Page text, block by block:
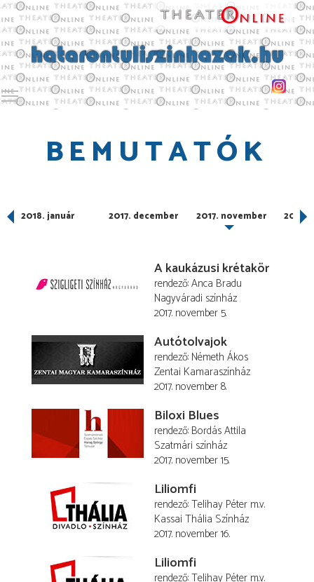
Toggle main menu visibility
BEMUTATÓK
2018. január 2017. december 2017. november 2017.
A kaukázusi krétakör
rendező Anca Bradu
Nagyváradi színház
2017. november 5.
Autótolvajok
rendező Németh Ákos
Zentai Kamaraszínház
2017. november 8.
Biloxi Blues
rendező Bordás Attila
Szatmári színház
2017. november 15.
Liliomfi
rendező Telihay Péter m.v.
Kassai Thália Színház
2017. november 16.
Liliomfi
rendező Telihay Péter m.v.